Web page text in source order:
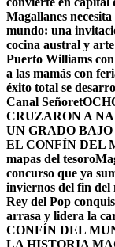
Magallanes
mundo: una
cocina austral y
Puerto Williams
a las mamás con
éxito total se
Canal Señoret
CRUZARON A
UN GRADO
EL CONFÍN DEL
mapas del tesoro
concurso que ya
inviernos del fin del
Rey del Pop
arrasa y lidera la
CONFÍN DEL
LA HISTORIA